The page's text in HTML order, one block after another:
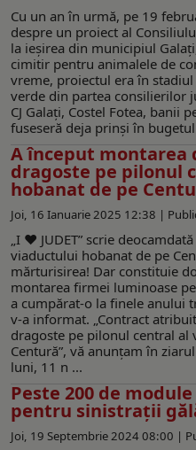
Cu un an în urmă, pe 19
despre un proiect al
la ieșirea din municipiul
cimitir pentru animalele de
vreme, proiectul era în
verde din partea consilierilor
CJ Galați, Costel Fotea, banii
fuseseră deja prinși în
A început montarea
dragoste pe pilonul
hobanat de pe
Joi, 16 Ianuarie 2025 12:38 |
„I ♥ JUDET” scrie
viaductului hobanat de pe
mărturisirea! Dar constituie
montarea firmei luminoase
a cumpărat-o la finele anului
v-a informat. „Contract
dragoste pe pilonul central al
Centură”, vă anunţam în
luni, 11 n ...
Peste 200 de
pentru sinistrații
Joi, 19 Septembrie 2024 08:00 |